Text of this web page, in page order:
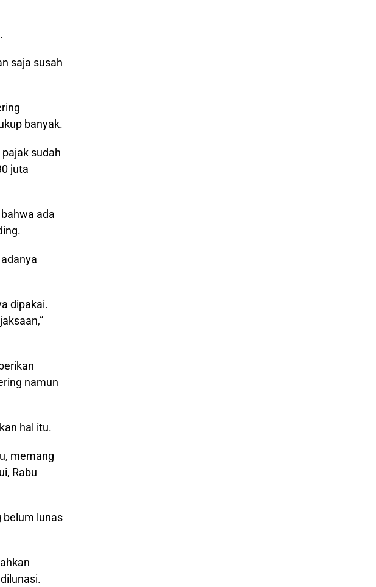
saja susah
banyak.
sudah
juta
ada
dipakai.
namun
hal itu.
memang
Rabu
belum lunas